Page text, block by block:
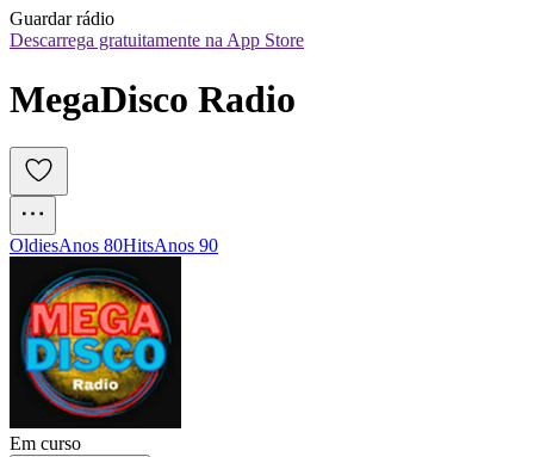
Guardar rádio
Descarrega gratuitamente na App Store
MegaDisco Radio
OldiesAnos 80HitsAnos 90
Em curso